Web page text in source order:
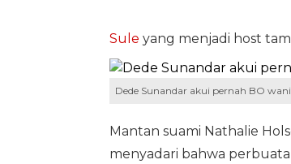
Sule yang menjadi host
Dede Sunandar akui pernah BO
Mantan suami Nathalie
menyadari bahwa